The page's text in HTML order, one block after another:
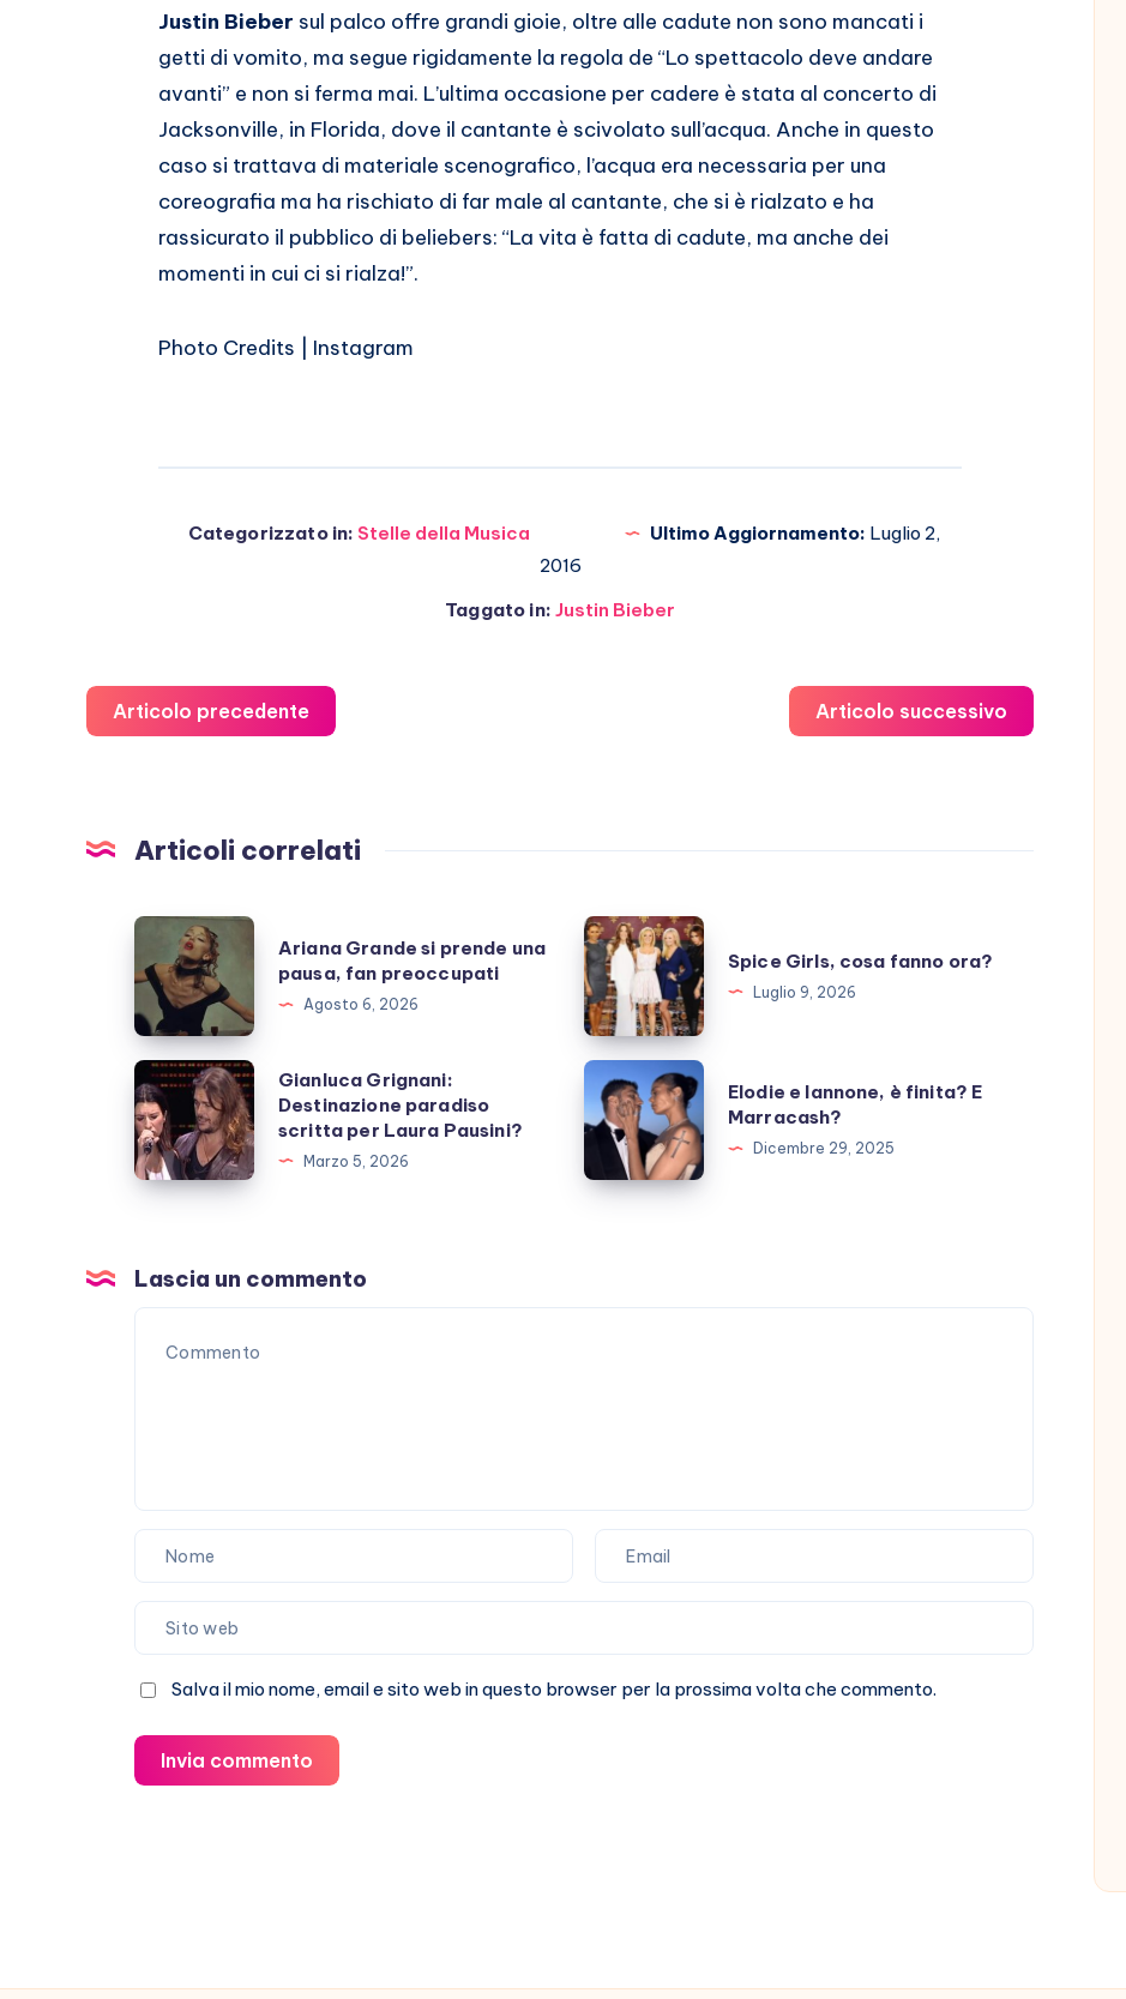
Justin Bieber sul palco offre grandi gioie, oltre alle cadute non sono mancati i
getti di vomito, ma segue rigidamente la regola de “Lo spettacolo deve andare
avanti” e non si ferma mai. L’ultima occasione per cadere è stata al concerto di
Jacksonville, in Florida, dove il cantante è scivolato sull’acqua. Anche in questo
caso si trattava di materiale scenografico, l’acqua era necessaria per una
coreografia ma ha rischiato di far male al cantante, che si è rialzato e ha
rassicurato il pubblico di beliebers: “La vita è fatta di cadute, ma anche dei
momenti in cui ci si rialza!”.
Photo Credits | Instagram
Categorizzato in: Stelle della Musica Ultimo Aggiornamento: Luglio 2,
2016
Taggato in: Justin Bieber
Articolo precedente Articolo successivo
Articoli correlati
Ariana
Grande
prende
una
pausa,
fan
preoccupati
Ariana Grande si prende una
pausa, fan preoccupati
Agosto 6, 2026
Spice
Girls,
cosa
fanno
ora?
Spice Girls, cosa fanno ora?
Luglio 9, 2026
Gianluca
Grignani:
Destinazione
paradiso
Laura
Pausini?
Gianluca Grignani:
Destinazione paradiso
scritta per Laura Pausini?
Marzo 5, 2026
Elodie
e
Iannone,
è
Elodie e Iannone, è finita? E
Marracash?
Dicembre 29, 2025
Lascia un commento
Salva il mio nome, email e sito web in questo browser per la prossima volta che commento.
Invia commento